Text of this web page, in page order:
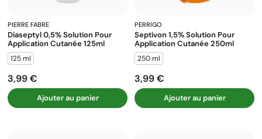
PIERRE FABRE
Diaseptyl 0,5% Solution Pour
Application Cutanée 125ml
125 ml
Prix
3,99 €
Ajouter au panier
PERRIGO
Septivon 1,5% Solution Pour
Application Cutanée 250ml
250 ml
Prix
3,99 €
Ajouter au panier